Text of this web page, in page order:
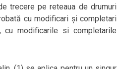
trecere pe reteaua de drumuri
cu modificari și completari
cu modificarile si completarile